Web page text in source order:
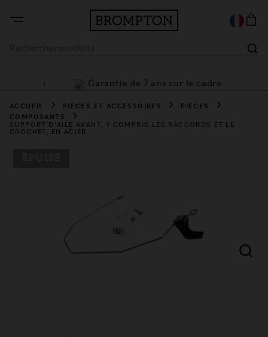
Garantie de 7 ans sur le cadre
ACCUEIL PIÈCES ET ACCESSOIRES
PIÈCES
COMPOSANTS
SUPPORT D'AILE AVANT, Y COMPRIS LES RACCORDS ET LE
CROCHET, EN ACIER